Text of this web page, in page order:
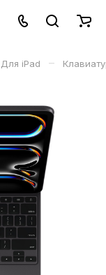
Для iPad –